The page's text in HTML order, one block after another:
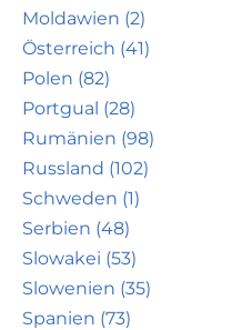
Moldawien (2)
Österreich (41)
Polen (82)
Portgual (28)
Rumänien (98)
Russland (102)
Schweden (1)
Serbien (48)
Slowakei (53)
Slowenien (35)
Spanien (73)